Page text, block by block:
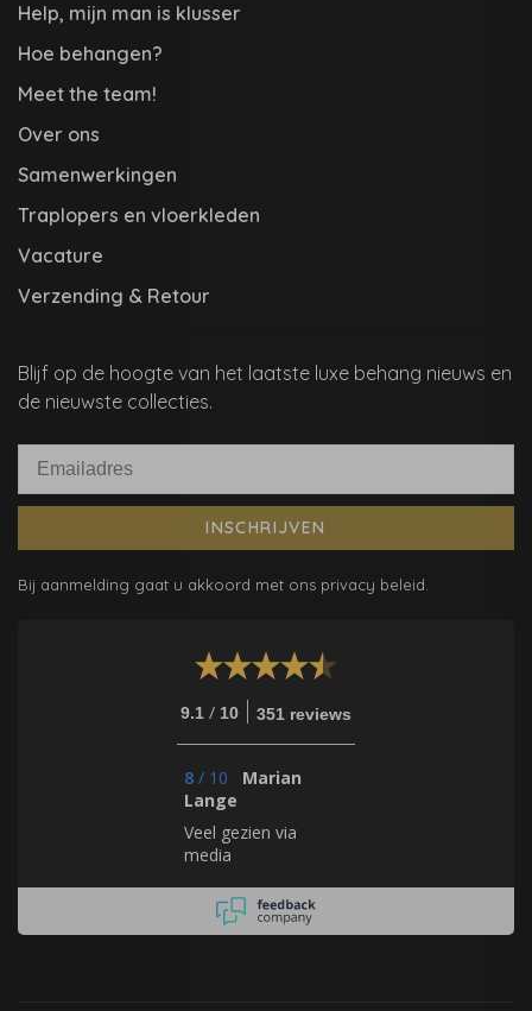
Help, mijn man is klusser
Hoe behangen?
Meet the team!
Over ons
Samenwerkingen
Traplopers en vloerkleden
Vacature
Verzending & Retour
Blijf op de hoogte van het laatste luxe behang nieuws en
de nieuwste collecties.
INSCHRIJVEN
Bij aanmelding gaat u akkoord met ons privacy beleid.
9.1 / 10 351 reviews
8 / 10
Marian
Lange
Veel gezien via
media